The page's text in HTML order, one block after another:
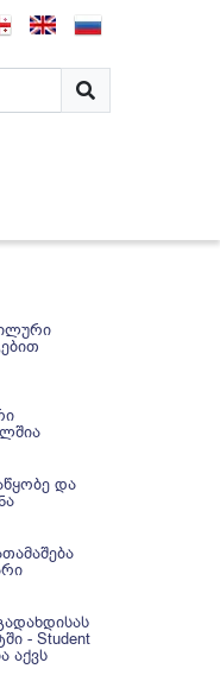
და
- Student
აქვს